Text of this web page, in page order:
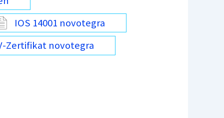
IOS 14001 novotegra
Zertifikat novotegra